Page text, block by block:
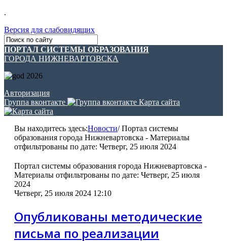
.
Версия для слабовидящих
ПОРТАЛ СИСТЕМЫ ОБРАЗОВАНИЯ
ГОРОДА НИЖНЕВАРТОВСКА
Авторизация
Группа вконтакте
Карта сайта
Вы находитесь здесь:Новости/Портал системы
образования города Нижневартовска - Материалы
отфильтрованы по дате: Четверг, 25 июля 2024
Портал системы образования города Нижневартовска -
Материалы отфильтрованы по дате: Четверг, 25 июля
2024
Четверг, 25 июля 2024 12:10
Опубликованы методические
письма по реализации